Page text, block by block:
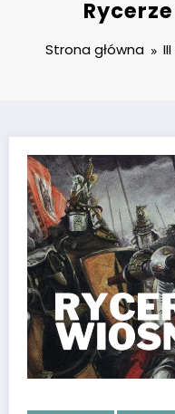
Strona główna